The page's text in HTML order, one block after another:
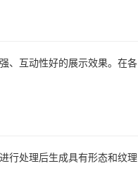
、互动性好的展示效果。在各
行处理后生成具有形态和纹理